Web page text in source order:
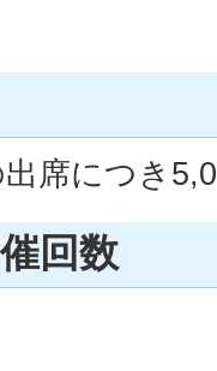
席につき
回数